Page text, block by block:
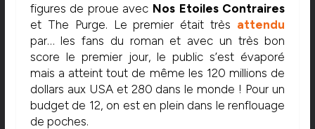
figures de proue avec Nos Etoiles Contraires
et The Purge. Le premier était très attendu
par… les fans du roman et avec un très bon
score le premier jour, le public s’est évaporé
mais a atteint tout de même les 120 millions de
dollars aux USA et 280 dans le monde ! Pour un
budget de 12, on est en plein dans le renflouage
de poches.